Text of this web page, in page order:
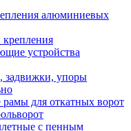
алюминиевых
устройства
задвижки, упоры
для откатных ворот
с пенным